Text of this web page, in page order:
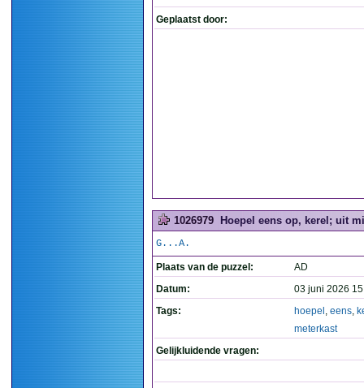
Geplaatst door:
1026979 Hoepel eens op, kerel; uit
G...A.
Plaats van de puzzel:
AD
Datum:
03 juni 2026
Tags:
hoepel , eens,
meterkast
Gelijkluidende vragen: